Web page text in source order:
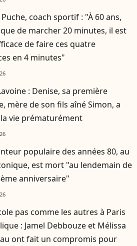
coach sportif : "À 60 ans,
de marcher 20 minutes, il est
de faire ces quatre
en 4 minutes"
: Denise, sa première
mère de son fils aîné Simon, a
vie prématurément
populaire des années 80, au
est mort "au lendemain de
anniversaire"
pas comme les autres à Paris
: Jamel Debbouze et Mélissa
ont fait un compromis pour